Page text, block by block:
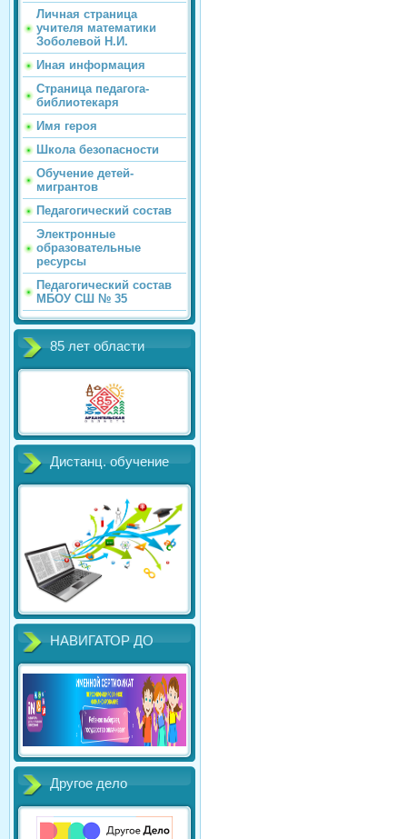
Личная страница
учителя математики
Зоболевой Н.И.
Иная информация
Страница педагога-
библиотекаря
Имя героя
Школа безопасности
Обучение детей-
мигрантов
Педагогический состав
Электронные
образовательные
ресурсы
Педагогический состав
МБОУ СШ № 35
85 лет области
Дистанц. обучение
НАВИГАТОР ДО
Другое дело